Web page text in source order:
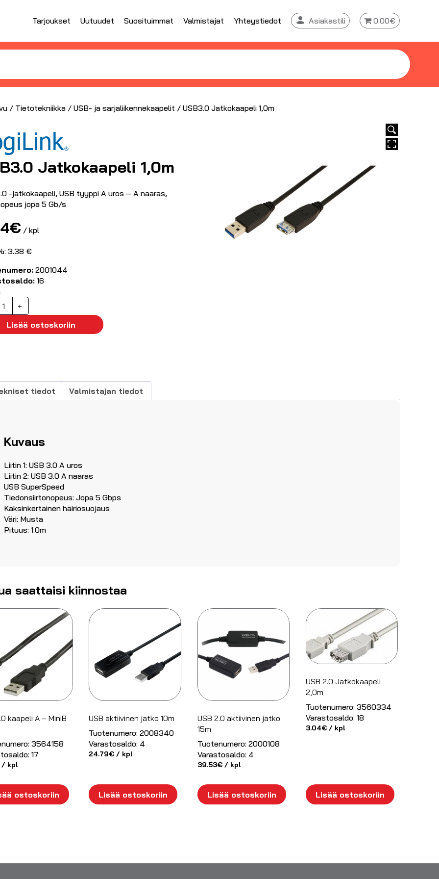
Tarjoukset Uutuudet Suosituimmat Valmistajat Yhteystiedot Asiakastili 0.00€
/ Tietotekniikka / USB- ja sarjaliikennekaapelit / USB3.0 Jatkokaapeli 1,0m
Jatkokaapeli 1,0m
-jatkokaapeli, USB tyyppi A uros – A naaras,
jopa 5 Gb/s
€ / kpl
3.38 €
2001044
16
+
Lisää ostoskoriin
tiedot Valmistajan tiedot
Kuvaus
Liitin 1: USB 3.0 A uros
Liitin 2: USB 3.0 A naaras
USB SuperSpeed
Tiedonsiirtonopeus: Jopa 5 Gbps
Kaksinkertainen häiriösuojaus
Väri: Musta
Pituus: 1.0m
saattaisi kiinnostaa
kaapeli A – MiniB
3564158
17
/ kpl
ostoskoriin
USB aktiivinen jatko 10m
Tuotenumero: 2008340
Varastosaldo: 4
24.79€ / kpl
Lisää ostoskoriin
USB 2.0 aktiivinen jatko
15m
Tuotenumero: 2000108
Varastosaldo: 4
39.53€/ kpl
Lisää ostoskoriin
USB 2.0 Jatkokaapeli
2,0m
Tuotenumero: 3560334
Varastosaldo: 18
3.04€/ kpl
Lisää ostoskoriin